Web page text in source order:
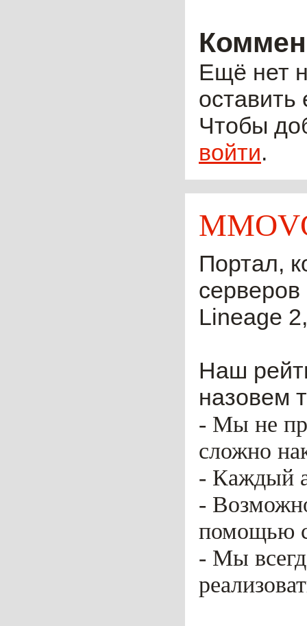
Ещё нет
оставить
Чтобы
войти.
Портал,
Lineage
Наш
назовем
- Мы не
сложно
- Каждый
-
помощью
- Мы